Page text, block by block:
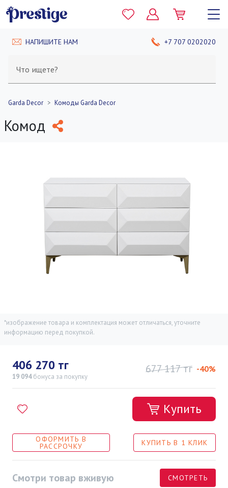
НАПИШИТЕ НАМ +7 707 0202020
Что ищете?
Garda Decor Комоды Garda Decor
Комод
*изображение товара и комплектация может отличаться, уточните
информацию перед покупкой.
406 270 тг
19 094бонуса за покупку
677 117 тг -40%
Купить
ОФОРМИТЬ В
РАССРОЧКУ КУПИТЬ В 1 КЛИК
Смотри товар вживую СМОТРЕТЬ